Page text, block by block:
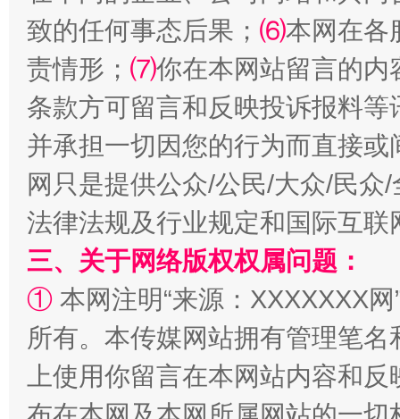
规模最大的光氢储一体化项目 走
镜头丨大暑三秋近 山西：
致的任何事态后果； ⑹本网在各
责情形； ⑺你在本网站留言的内
条款方可留言和反映投诉报料
并承担一切因您的行为而直接
网只是提供公众/公民/大众/民
法律法规及行业规定和国际互
三、关于网络版权权属问题：
① 本网注明“来源：XXXXXXX
所有。本传媒网站拥有管理笔
上使用你留言在本网站内容和